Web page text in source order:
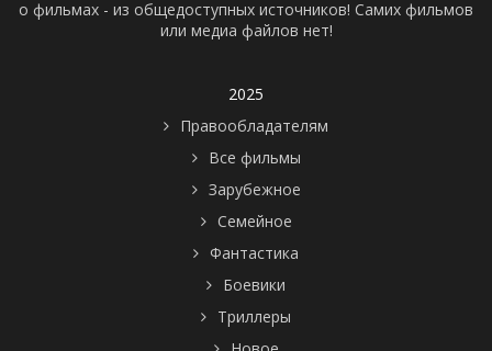
о фильмах - из общедоступных источников! Самих фильмов
или медиа файлов нет!
2025
Правообладателям
Все фильмы
Зарубежное
Семейное
Фантастика
Боевики
Триллеры